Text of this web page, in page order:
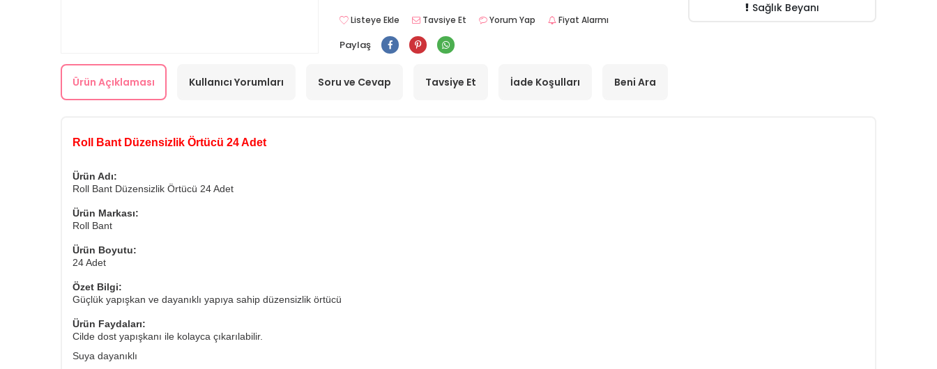
Listeye Ekle Tavsiye Et Yorum Yap Fiyat Alarmı
Paylaş
Sağlık Beyanı
Ürün Açıklaması Kullanıcı Yorumları Soru ve Cevap Tavsiye Et İade Koşulları Beni Ara
Roll Bant Düzensizlik Örtücü 24 Adet
Ürün Adı:
Roll Bant Düzensizlik Örtücü 24 Adet
Ürün Markası:
Roll Bant
Ürün Boyutu:
24 Adet
Özet Bilgi:
Güçlük yapışkan ve dayanıklı yapıya sahip düzensizlik örtücü
Ürün Faydaları:
Cilde dost yapışkanı ile kolayca çıkarılabilir.
Suya dayanıklı